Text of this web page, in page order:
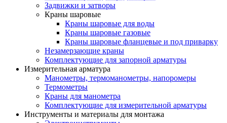
Задвижки и затворы
Краны шаровые
Краны шаровые для воды
Краны шаровые газовые
Краны шаровые фланцевые и под приварку
Незамерзающие краны
Комплектующие для запорной арматуры
Измерительная арматура
Манометры, термоманометры, напоромеры
Термометры
Краны для манометра
Комплектующие для измерительной арматуры
Инструменты и материалы для монтажа